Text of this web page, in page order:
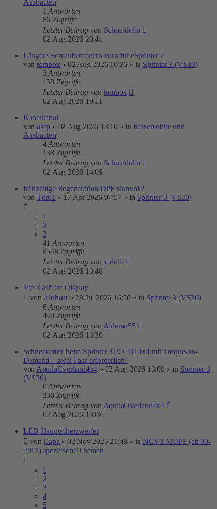
Ausbauten
1 Antworten
86 Zugriffe
Letzter Beitrag von Schnafdolin
02 Aug 2026 20:41
Längere Schraubenfedern vorn für eSprinter ?
von tombox » 02 Aug 2026 10:36 » in Sprinter 3 (VS30)
3 Antworten
158 Zugriffe
Letzter Beitrag von tombox
02 Aug 2026 19:11
Kabelkanal
von asap » 02 Aug 2026 13:10 » in Reisemobile und
Ausbauten
4 Antworten
138 Zugriffe
Letzter Beitrag von Schnafdolin
02 Aug 2026 14:09
frühzeitige Regeneration DPF sinnvoll?
von Tdr01 » 17 Apr 2026 07:57 » in Sprinter 3 (VS30)
1
2
3
41 Antworten
8548 Zugriffe
Letzter Beitrag von v-dulli
02 Aug 2026 13:48
Viel Gelb im Display
von Aluhaut » 28 Jul 2026 16:50 » in Sprinter 3 (VS30)
6 Antworten
440 Zugriffe
Letzter Beitrag von Alderan55
02 Aug 2026 13:20
Schneeketten beim Sprinter 319 CDI 4x4 mit Torque-on-
Demand – zwei Paar erforderlich?
von AquilaOverland4x4 » 02 Aug 2026 13:08 » in Sprinter 3
(VS30)
0 Antworten
336 Zugriffe
Letzter Beitrag von AquilaOverland4x4
02 Aug 2026 13:08
LED Hauptscheinwerfer
von Capa » 02 Nov 2025 21:48 » in NCV3 MOPF (ab 09-
2013) spezifische Themen
1
2
3
4
5